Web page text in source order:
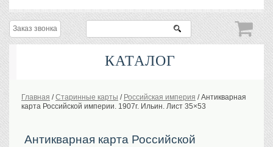
Заказ звонка
КАТАЛОГ
История Российской
Предметы VIP
Главная /Старинные карты / Российская империя /Антикварная
карта Российской империи. 1907г. Ильин. Лист 35×53
Антикварная карта Российской